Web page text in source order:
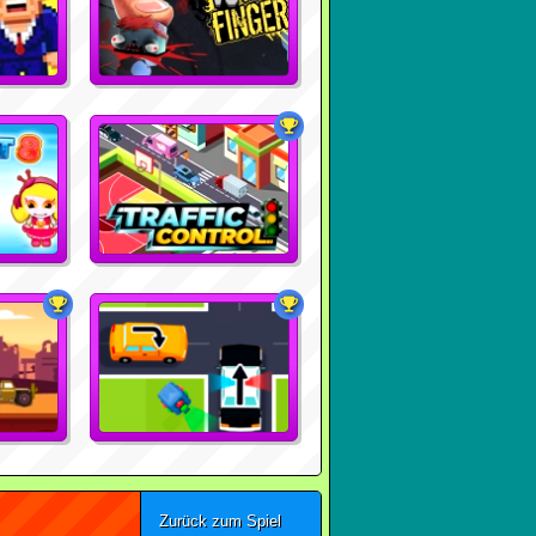
Zurück zum Spiel